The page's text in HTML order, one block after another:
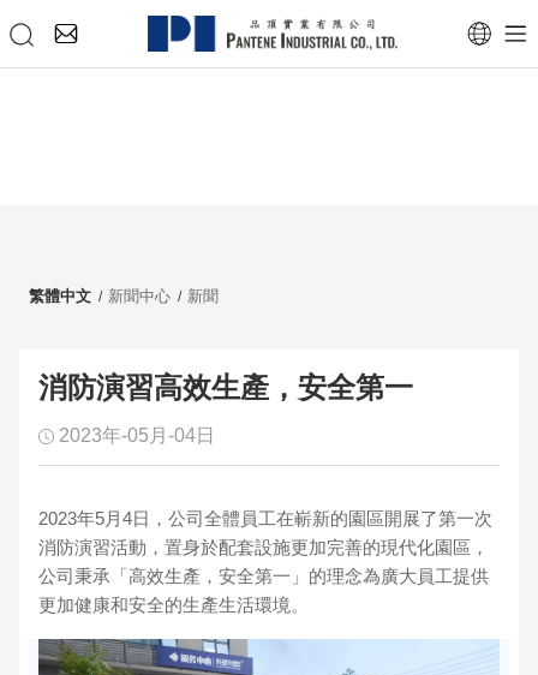
繁體中文 新聞中心 新聞
消防演習高效生產，安全第一
2023年-05月-04日
2023年5月4日，公司全體員工在嶄新的園區開展了第一次
消防演習活動，置身於配套設施更加完善的現代化園區，
公司秉承「高效生產，安全第一」的理念為廣大員工提供
更加健康和安全的生產生活環境。